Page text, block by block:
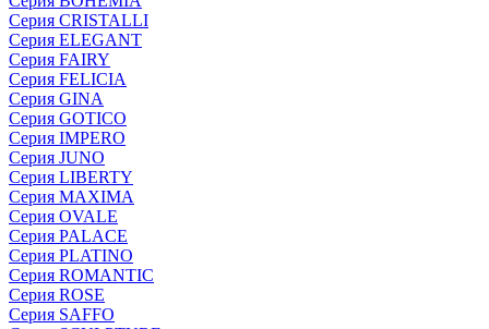
Серия CRISTALLI
Серия ELEGANT
Серия FAIRY
Серия FELICIA
Серия GINA
Серия GOTICO
Серия IMPERO
Серия JUNO
Серия LIBERTY
Серия MAXIMA
Серия OVALE
Серия PALACE
Серия PLATINO
Серия ROMANTIC
Серия ROSE
Серия SAFFO